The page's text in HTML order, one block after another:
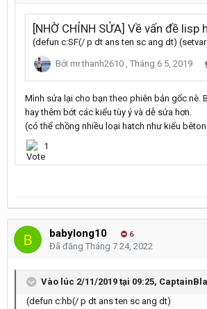
babylong10 6
Đã đăng Tháng 7 24, 2022
Vào lúc 2/11/2019 tại 09:25,
(defun c:hb(/ p dt ans ten sc ang dt)